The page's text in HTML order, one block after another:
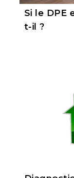
Si le DPE
t-il ?